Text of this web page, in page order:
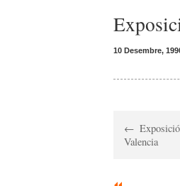
10 Desembre,
Valencia